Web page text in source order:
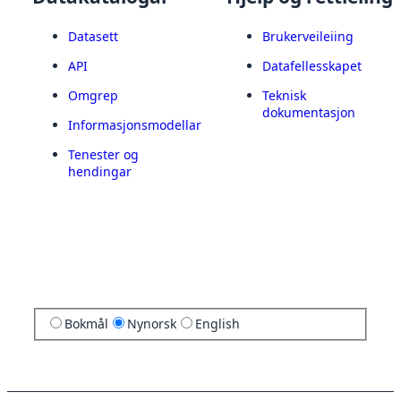
Datasett
API
Omgrep
Informasjonsmodellar
Tenester og
hendingar
Brukerveileiing
Datafellesskapet
Teknisk
dokumentasjon
Bokmål Nynorsk English